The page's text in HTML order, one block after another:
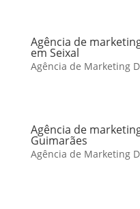
Agência de
em Seixal
Agência de Marketing
Agência de
Guimarães
Agência de Marketing